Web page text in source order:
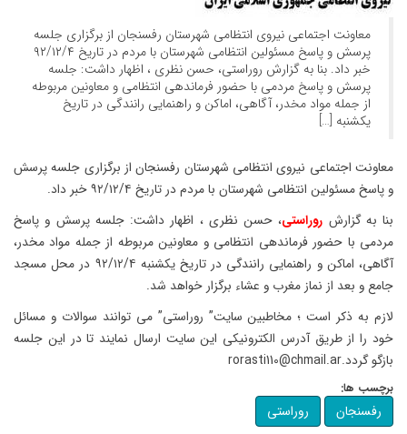
معاونت اجتماعی نیروی انتظامی شهرستان رفسنجان از برگزاری جلسه
پرسش و پاسخ مسئولین انتظامی شهرستان با مردم در تاریخ ۹۲/۱۲/۴
خبر داد. بنا به گزارش روراستی، حسن نظری ، اظهار داشت: جلسه
پرسش و پاسخ مردمی با حضور فرماندهی انتظامی و معاونین مربوطه
از جمله مواد مخدر، آگاهی، اماکن و راهنمایی رانندگی در تاریخ
یکشنبه […]
معاونت اجتماعی نیروی انتظامی شهرستان رفسنجان از برگزاری جلسه پرسش
و پاسخ مسئولین انتظامی شهرستان با مردم در تاریخ ۹۲/۱۲/۴ خبر داد.
بنا به گزارش روراستی، حسن نظری ، اظهار داشت: جلسه پرسش و پاسخ
مردمی با حضور فرماندهی انتظامی و معاونین مربوطه از جمله مواد مخدر،
آگاهی، اماکن و راهنمایی رانندگی در تاریخ یکشنبه ۹۲/۱۲/۴ در محل مسجد
جامع و بعد از نماز مغرب و عشاء برگزار خواهد شد.
لازم به ذکر است ؛ مخاطبین سایت” روراستی” می توانند سوالات و مسائل
خود را از طریق آدرس الکترونیکی این سایت ارسال نمایند تا در این جلسه
بازگو گردد.rorasti110@chmail.ar
برچسب ها:
رفسنجان روراستی